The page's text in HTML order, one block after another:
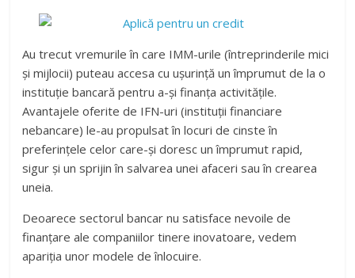
Au trecut vremurile în care IMM-urile (întreprinderile mici
și mijlocii) puteau accesa cu ușurință un împrumut de la o
instituție bancară pentru a-și finanța activitățile.
Avantajele oferite de IFN-uri (instituții financiare
nebancare) le-au propulsat în locuri de cinste în
preferințele celor care-și doresc un împrumut rapid,
sigur și un sprijin în salvarea unei afaceri sau în crearea
uneia.
Deoarece sectorul bancar nu satisface nevoile de
finanțare ale companiilor tinere inovatoare, vedem
apariția unor modele de înlocuire.